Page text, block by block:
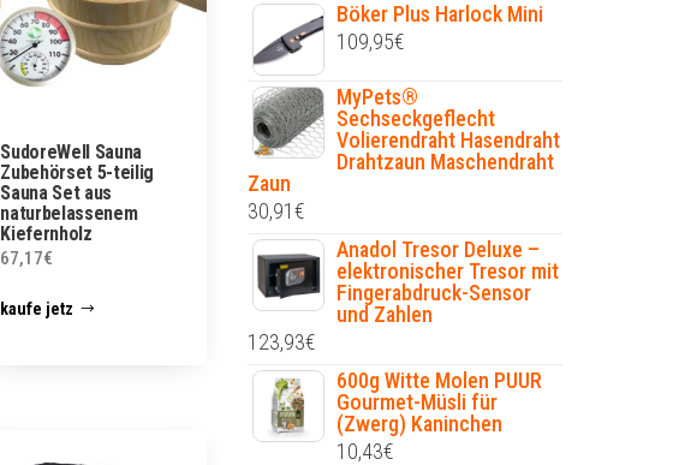
SudoreWell Sauna
Zubehörset 5-teilig
Sauna Set aus
naturbelassenem
Kiefernholz
67,17€
kaufe jetz
Böker Plus Harlock Mini
109,95€
MyPets®
Sechseckgeflecht
Volierendraht Hasendraht
Drahtzaun Maschendraht
Zaun
30,91€
Anadol Tresor Deluxe –
elektronischer Tresor mit
Fingerabdruck-Sensor
und Zahlen
123,93€
600g Witte Molen PUUR
Gourmet-Müsli für
(Zwerg) Kaninchen
10,43€